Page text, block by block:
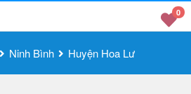
0
Ninh Bình Huyện Hoa Lư